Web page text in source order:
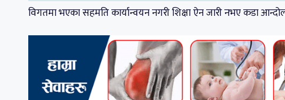
विगतमा भएका सहमति कार्यान्वयन नगरी शिक्षा ऐन जारी नभए कडा